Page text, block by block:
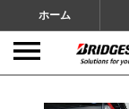
ホーム